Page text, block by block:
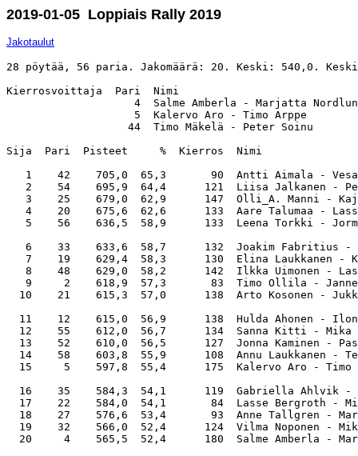
2019-01-05 Loppiais Rally 2019
Jakotaulut
28 pöytää, 56 paria. Jakomäärä: 20. Keski: 540,0.
Kierrosvoittaja  Pari  Nimi
4  Salme Amberla - Marjatta
5  Kalervo Aro - Timo Arppe
44  Timo Mäkelä - Peter Soinu
Sija  Pari  Pisteet     %  Kierros
1    42    705,0  65,3       90  Antti Aimala
2    54    695,9  64,4      121  Liisa
3    25    679,0  62,9      147  Olli_A.
4    20    675,6  62,6      133  Aare
5    56    636,5  58,9      133  Leena
6    33    633,6  58,7      132  Joakim
7    19    629,4  58,3      130  Elina
8    48    629,0  58,2      142  Ilkka Uimonen -
9     2    618,9  57,3       83  Timo
10    21    615,3  57,0      138  Arto
11    12    615,0  56,9      138  Hulda Ahonen -
12    55    612,0  56,7      134  Sanna Kitti -
13    52    610,0  56,5      127  Jonna
14    58    603,8  55,9      108  Annu
15     5    597,8  55,4      175  Kalervo
16    35    584,3  54,1      119
17    22    584,0  54,1       84  Lasse
18    27    576,6  53,4       93  Anne
19    32    566,0  52,4      124  Vilma
20     4    565,5  52,4      180  Salme